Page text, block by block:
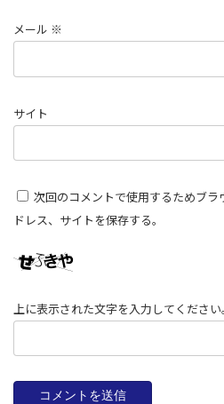
メール ※
サイト
次回のコメントで使用するためブ
ドレス、サイトを保存する。
上に表示された文字を入力してください